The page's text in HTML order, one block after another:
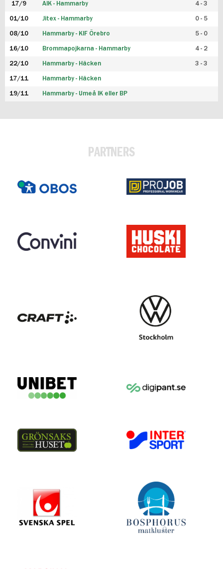
17/9 AIK - Hammarby 4 - 3
01/10 Jitex - Hammarby 0 - 5
08/10 Hammarby - KIF Örebro 5 - 0
16/10 Brommapojkarna - Hammarby 4 - 2
22/10 Hammarby - Häcken 3 - 3
17/11 Hammarby - Häcken
19/11 Hammarby - Umeå IK eller BP
PARTNERS